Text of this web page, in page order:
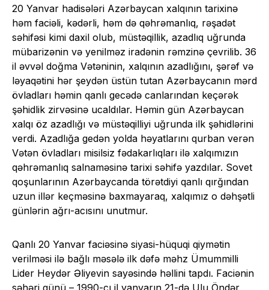
20 Yanvar hadisələri Azərbaycan xalqının tarixinə
həm faciəli, kədərli, həm də qəhrəmanlıq, rəşadət
səhifəsi kimi daxil olub, müstəqillik, azadlıq uğrunda
mübarizənin və yenilməz iradənin rəmzinə çevrilib. 36
il əvvəl doğma Vətəninin, xalqının azadlığını, şərəf və
ləyaqətini hər şeydən üstün tutan Azərbaycanın mərd
övladları həmin qanlı gecədə canlarından keçərək
şəhidlik zirvəsinə ucaldılar. Həmin gün Azərbaycan
xalqı öz azadlığı və müstəqilliyi uğrunda ilk şəhidlərini
verdi. Azadlığa gedən yolda həyatlarını qurban verən
Vətən övladları misilsiz fədakarlıqları ilə xalqımızın
qəhrəmanlıq salnaməsinə tarixi səhifə yazdılar. Sovet
qoşunlarının Azərbaycanda törətdiyi qanlı qırğından
uzun illər keçməsinə baxmayaraq, xalqımız o dəhşətli
günlərin ağrı-acısını unutmur.
Qanlı 20 Yanvar faciəsinə siyasi-hüquqi qiymətin
verilməsi ilə bağlı məsələ ilk dəfə məhz Ümummilli
Lider Heydər Əliyevin sayəsində həllini tapdı. Faciənin
səhəri günü – 1990-cı il yanvarın 21-də Ulu Öndər